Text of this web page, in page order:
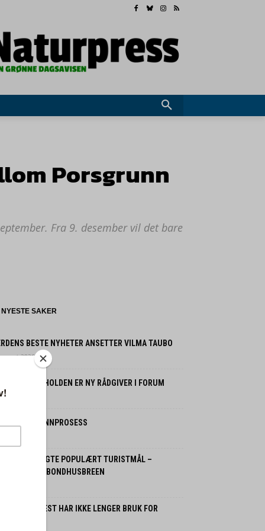
Porsgrunn
Fra 9. desember vil det bare
NYESTE SAKER
BESTE NYHETER ANSETTER VILMA TAUBO
2026
HAUGAN HOLDEN ER NY RÅDGIVER I FORUM
2026
FRYKTER SKINNPROSESS
STENGTE POPULÆRT TURISTMÅL –
FRA BONDHUSBREEN
FLEST HAR IKKE LENGER BRUK FOR